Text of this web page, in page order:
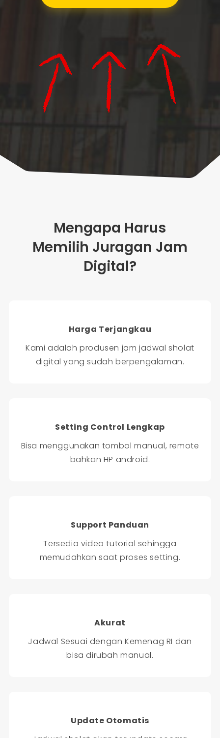
Mengapa Harus
Memilih Juragan Jam
Digital?
Harga Terjangkau
Kami adalah produsen jam jadwal sholat
digital yang sudah berpengalaman.
Setting Control Lengkap
Bisa menggunakan tombol manual, remote
bahkan HP android.
Support Panduan
Tersedia video tutorial sehingga
memudahkan saat proses setting.
Akurat
Jadwal Sesuai dengan Kemenag RI dan
bisa dirubah manual.
Update Otomatis